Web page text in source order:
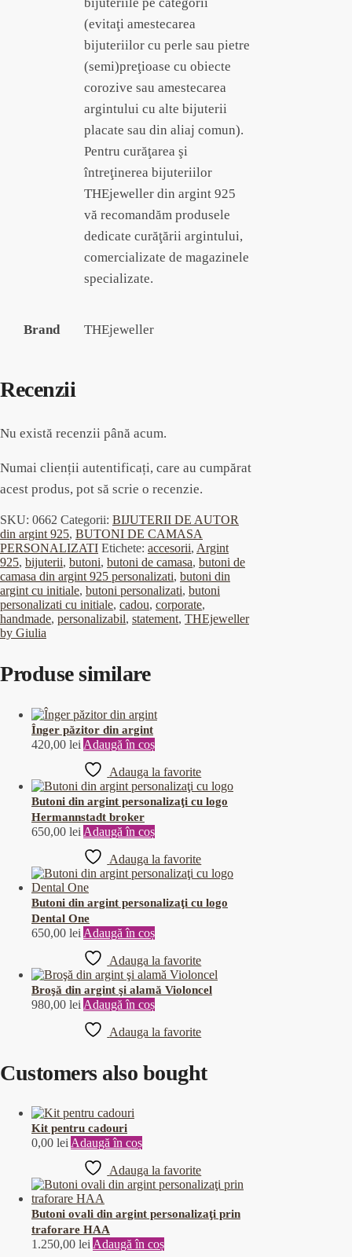
(evitaţi amestecarea
bijuteriilor cu perle sau pietre
(semi)preţioase cu obiecte
corozive sau amestecarea
argintului cu alte bijuterii
placate sau din aliaj comun).
Pentru curăţarea şi
întreţinerea bijuteriilor
THEjeweller din argint 925
vă recomandăm produsele
dedicate curăţării argintului,
comercializate de magazinele
specializate.
Brand THEjeweller
Recenzii
Nu există recenzii până acum.
Numai clienții autentificați, care au cumpărat
acest produs, pot să scrie o recenzie.
SKU: 0662 Categorii: BIJUTERII DE AUTOR
din argint 925, BUTONI DE CAMASA
PERSONALIZATI Etichete: accesorii, Argint
925, bijuterii, butoni, butoni de camasa, butoni de
camasa din argint 925 personalizati, butoni din
argint cu initiale, butoni personalizati, butoni
personalizati cu initiale, cadou, corporate,
handmade, personalizabil, statement, THEjeweller
by Giulia
Produse similare
Înger păzitor din argint
420,00 lei Adaugă în coș
Adauga la favorite
Butoni din argint personalizaţi cu logo
Hermannstadt broker
650,00 lei Adaugă în coș
Adauga la favorite
Butoni din argint personalizaţi cu logo
Dental One
650,00 lei Adaugă în coș
Adauga la favorite
Broşă din argint şi alamă Violoncel
980,00 lei Adaugă în coș
Adauga la favorite
Customers also bought
Kit pentru cadouri
0,00 lei Adaugă în coș
Adauga la favorite
Butoni ovali din argint personalizaţi prin
traforare HAA
1.250,00 lei Adaugă în coș